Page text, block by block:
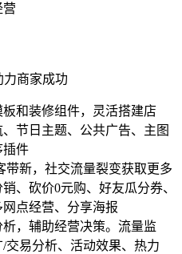
营
商家成功
和装修组件，灵活搭建店
节日主题、公共广告、主图
插件
带新，社交流量裂变获取更多
、砍价0元购、好友瓜分券、
点经营、分享海报
，辅助经营决策。流量监
交易分析、活动效果、热力